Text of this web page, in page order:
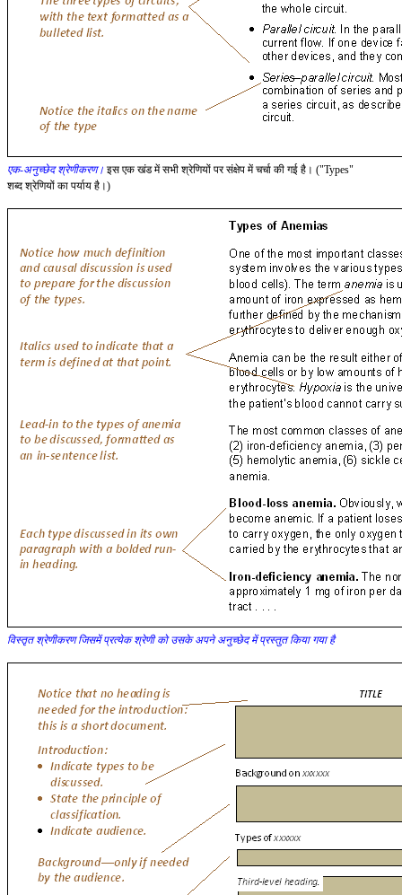
एक-अनुच्छेद श्रेणीकरण। इस एक खंड में सभी श्रेणियों पर संक्षेप में चर्चा की गई है। ("Types"
शब्द श्रेणियों का पर्याय है।)
विस्तृत श्रेणीकरण जिसमें प्रत्येक श्रेणी को उसके अपने अनुच्छेद में प्रस्तुत किया गया है